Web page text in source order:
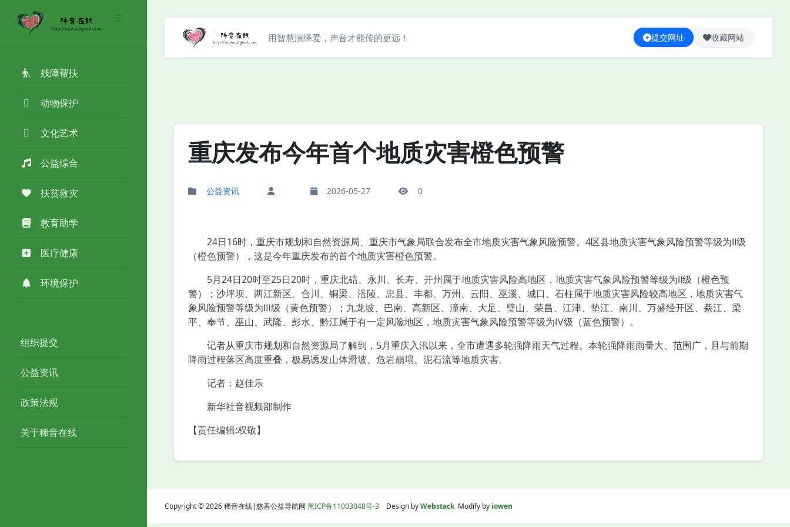
残障帮扶
动物保护
文化艺术
公益综合
扶贫救灾
教育助学
医疗健康
环境保护
组织提交
公益资讯
政策法规
关于稀音在线
用智慧演绎爱，声音才能传的更远！ 提交网址 收藏网站
重庆发布今年首个地质灾害橙色预警
公益资讯 2026-05-27 0
24日16时，重庆市规划和自然资源局、重庆市气象局联合发布全市地质灾害气象风险预警。4区县地质灾害气象风险预警等级为Ⅱ级
（橙色预警），这是今年重庆发布的首个地质灾害橙色预警。
5月24日20时至25日20时，重庆北碚、永川、长寿、开州属于地质灾害风险高地区，地质灾害气象风险预警等级为Ⅱ级（橙色预
警）；沙坪坝、两江新区、合川、铜梁、涪陵、忠县、丰都、万州、云阳、巫溪、城口、石柱属于地质灾害风险较高地区，地质灾害气
象风险预警等级为Ⅲ级（黄色预警）；九龙坡、巴南、高新区、潼南、大足、璧山、荣昌、江津、垫江、南川、万盛经开区、綦江、梁
平、奉节、巫山、武隆、彭水、黔江属于有一定风险地区，地质灾害气象风险预警等级为Ⅳ级（蓝色预警）。
记者从重庆市规划和自然资源局了解到，5月重庆入汛以来，全市遭遇多轮强降雨天气过程。本轮强降雨雨量大、范围广，且与前期
降雨过程落区高度重叠，极易诱发山体滑坡、危岩崩塌、泥石流等地质灾害。
记者：赵佳乐
新华社音视频部制作
【责任编辑:权敬】
Copyright © 2026 稀音在线|慈善公益导航网 黑ICP备11003048号-3 Design byWebstackModify by iowen